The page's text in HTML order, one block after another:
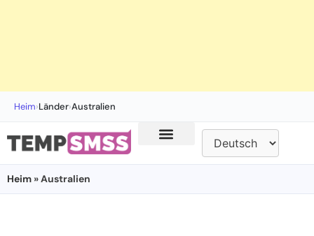
Heim›Länder›Australien
Heim » Australien